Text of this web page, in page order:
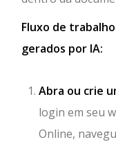
Fluxo de
gerados por IA:
Abra ou crie
login em seu
Online,